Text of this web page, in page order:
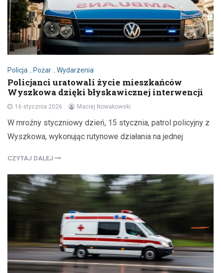
Policja , Pożar , Wydarzenia
Policjanci uratowali życie mieszkańców
Wyszkowa dzięki błyskawicznej interwencji
16 stycznia 2026 Maciej Nowakowski
W mroźny styczniowy dzień, 15 stycznia, patrol policyjny z
Wyszkowa, wykonując rutynowe działania na jednej
CZYTAJ DALEJ